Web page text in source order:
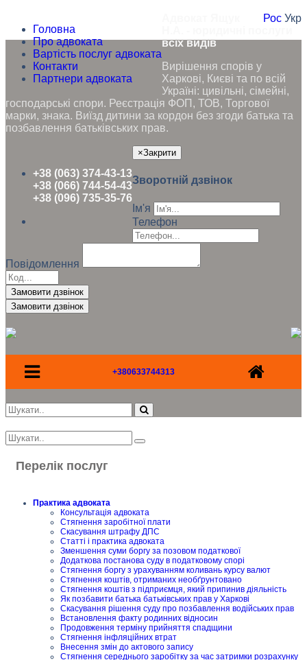
Головна
Про адвоката
Вартість послуг адвоката
Контакти
Партнери адвоката
Рос Укр
всіх видів
Вирішення спорів у
Харкові, Києві та по всій
Україні: цивільні, сімейні,
господарські спори. Реєстрація ФОП, ТОВ, Торгової
марки, знака. Виїзд дитини за кордон без згоди батька та
позбавлення батьківських прав.
+38 (063) 374-43-13
+38 (066) 744-54-43
+38 (096) 735-35-76
×Закрити
Зворотній дзвінок
Ім'я
Телефон
Повідомлення
Замовити дзвінок
+380633744313
Перелік послуг
Практика адвоката
Консультація адвоката
Стягнення заробітної плати
Скасування штрафу ДПС
Статті і практика адвоката
Зменшення суми боргу за позовом податкової
Додаткова постанова суду в податковому спорі
Стягнення боргу з урахуванням коливань курсу валют
Стягнення коштів, отриманих необґрунтовано
Стягнення коштів з підприємця, який припинив діяльність
Як позбавити батька батьківських прав у Харкові
Скасування рішення суду про позбавлення водійських прав
Встановлення факту родинних відносин
Продовження терміну прийняття спадщини
Стягнення інфляційних втрат
Внесення змін до актового запису
Стягнення середнього заробітку за час затримки розрахунку